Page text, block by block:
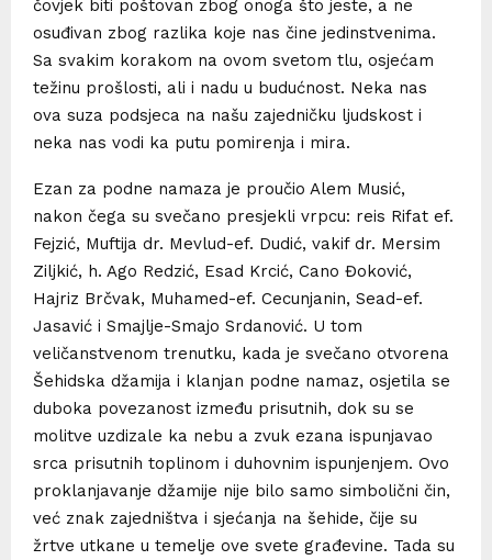
čovjek biti poštovan zbog onoga što jeste, a ne
osuđivan zbog razlika koje nas čine jedinstvenima.
Sa svakim korakom na ovom svetom tlu, osjećam
težinu prošlosti, ali i nadu u budućnost. Neka nas
ova suza podsjeca na našu zajedničku ljudskost i
neka nas vodi ka putu pomirenja i mira.
Ezan za podne namaza je proučio Alem Musić,
nakon čega su svečano presjekli vrpcu: reis Rifat ef.
Fejzić, Muftija dr. Mevlud-ef. Dudić, vakif dr. Mersim
Ziljkić, h. Ago Redzić, Esad Krcić, Cano Đoković,
Hajriz Brčvak, Muhamed-ef. Cecunjanin, Sead-ef.
Jasavić i Smajlje-Smajo Srdanović. U tom
veličanstvenom trenutku, kada je svečano otvorena
Šehidska džamija i klanjan podne namaz, osjetila se
duboka povezanost između prisutnih, dok su se
molitve uzdizale ka nebu a zvuk ezana ispunjavao
srca prisutnih toplinom i duhovnim ispunjenjem. Ovo
proklanjavanje džamije nije bilo samo simbolični čin,
već znak zajedništva i sjećanja na šehide, čije su
žrtve utkane u temelje ove svete građevine. Tada su